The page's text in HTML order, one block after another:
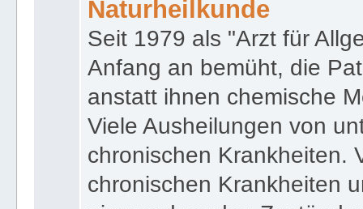
Naturheilkunde
Seit 1979 als "Arzt für
Anfang an bemüht, die
anstatt ihnen chemische
Viele Ausheilungen von
chronischen Krankheiten.
chronischen Krankheiten